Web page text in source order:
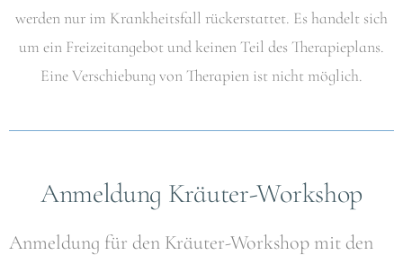
werden nur im Krankheitsfall rückerstattet. Es handelt sich
um ein Freizeitangebot und keinen Teil des Therapieplans.
Eine Verschiebung von Therapien ist nicht möglich.
Anmeldung Kräuter-Workshop
Anmeldung für den Kräuter-Workshop mit den